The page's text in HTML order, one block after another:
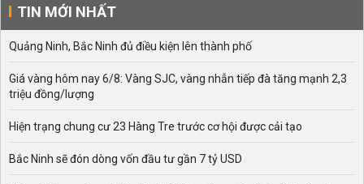
TIN MỚI NHẤT
Quảng Ninh, Bắc Ninh đủ điều kiện lên thành phố
Giá vàng hôm nay 6/8: Vàng SJC, vàng nhẫn tiếp đà tăng mạnh 2,3
triệu đồng/lượng
Hiện trạng chung cư 23 Hàng Tre trước cơ hội được cải tạo
Bắc Ninh sẽ đón dòng vốn đầu tư gần 7 tỷ USD